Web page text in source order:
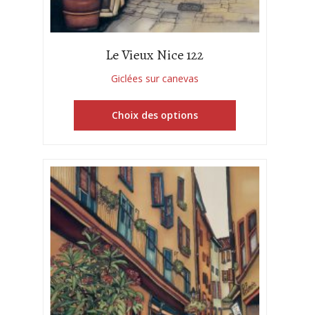
Le Vieux Nice 122
Giclées sur canevas
Choix des options